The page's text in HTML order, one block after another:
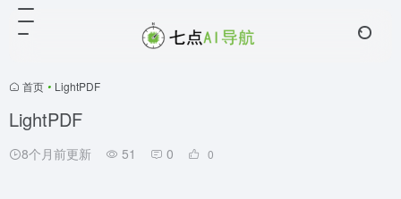
首页 • LightPDF
LightPDF
8个月前更新 51 0 0